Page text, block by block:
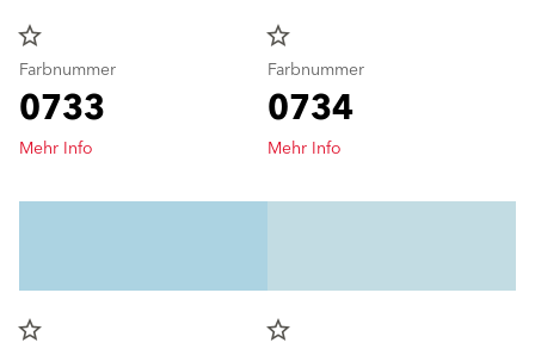
star_border
Farbnummer
0733
Mehr Info
star_border
Farbnummer
0734
Mehr Info
star_border
star_border